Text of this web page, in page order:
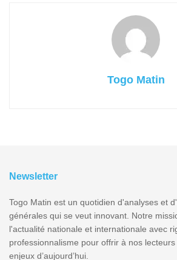
Togo Matin
Newsletter
Togo Matin est un quotidien d'analyses et
générales qui se veut innovant. Notre
l'actualité nationale et internationale avec
professionnalisme pour offrir à nos
enjeux d’aujourd’hui.